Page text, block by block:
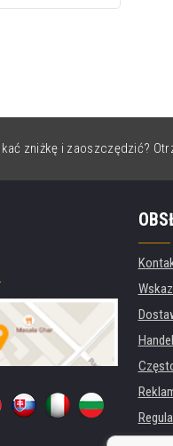
zniżkę i zaoszczędzić?